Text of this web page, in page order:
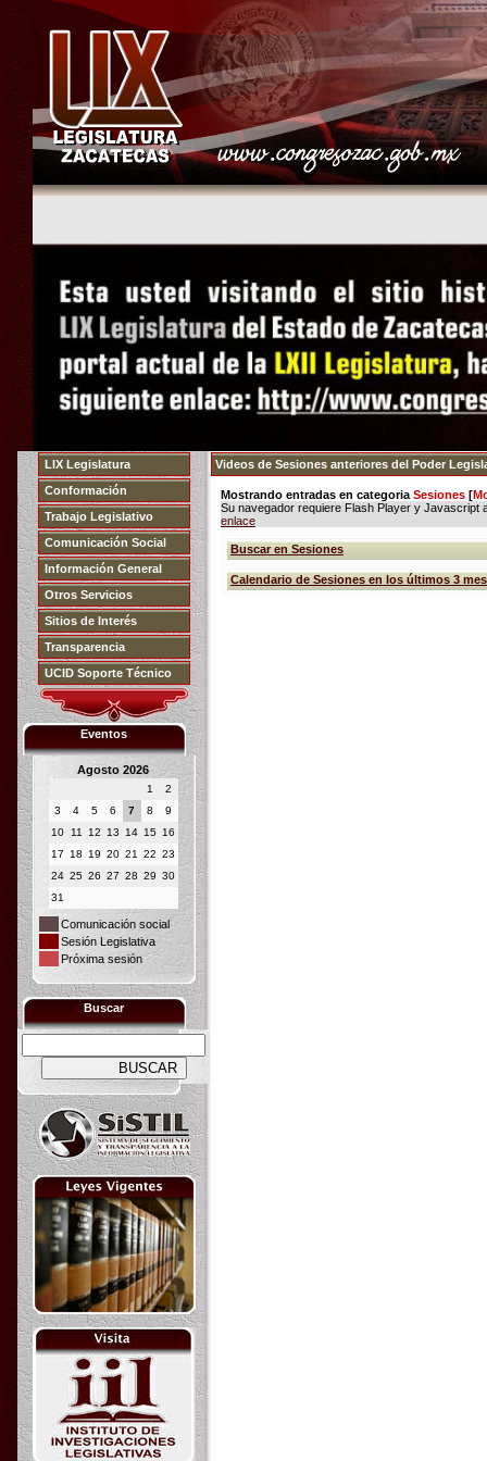
LIX Legislatura
Conformación
Trabajo Legislativo
Comunicación Social
Información General
Otros Servicios
Sitios de Interés
Transparencia
UCID Soporte Técnico
Eventos
Agosto 2026
1
2
3
4 5 6 7 8
9
10
11 12 13 14 15 16
17
18 19 20 21 22 23
24 25 26 27 28 29 30
31
Comunicación social
Sesión Legislativa
Próxima sesión
Buscar
Videos de Sesiones anteriores del Poder
Mostrando entradas en categoria Sesiones [
Su navegador requiere Flash Player y Javascript
enlace
Buscar en Sesiones
Calendario de Sesiones en los últimos 3